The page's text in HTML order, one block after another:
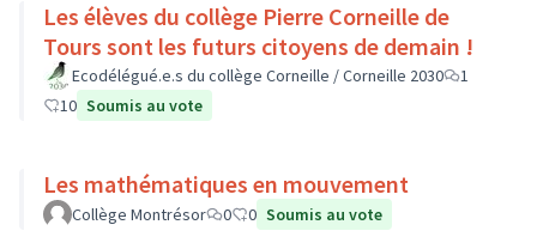
Les élèves du collège Pierre Corneille de
Tours sont les futurs citoyens de demain !
Ecodélégué.e.s du collège Corneille / Corneille 2030
1
10 Soumis au vote
Les mathématiques en mouvement
Collège Montrésor 0 0 Soumis au vote